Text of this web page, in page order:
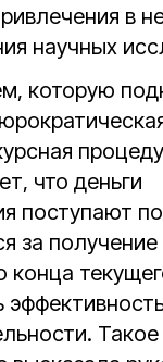
в
научных
которую
что деньги
поступают
за
конца
Такое